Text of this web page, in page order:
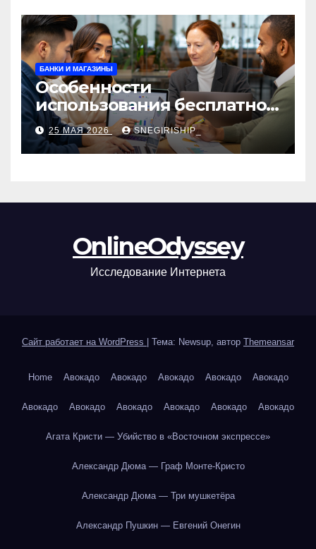
БАНКИ И МАГАЗИНЫ
Особенности
использования бесплатной
версии программ для
автоматизации и
управления предприятием
25 МАЯ 2026 SNEGIRISHIP_
OnlineOdyssey
Исследование Интернета
Сайт работает на WordPress Тема: Newsup, автор Themeansar
Home Авокадо Авокадо Авокадо Авокадо Авокадо
Авокадо Авокадо Авокадо Авокадо Авокадо Авокадо
Агата Кристи — Убийство в «Восточном экспрессе»
Александр Дюма — Граф Монте-Кристо
Александр Дюма — Три мушкетёра
Александр Пушкин — Евгений Онегин